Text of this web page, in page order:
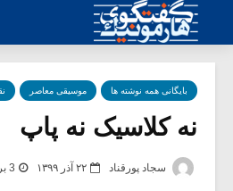
بایگانی همه نوشته ها موسیقی معاصر
نه کلاسیک نه پاپ
سجاد پورقناد ۲۲ آذر ۱۳۹۹ 3 برچسب -